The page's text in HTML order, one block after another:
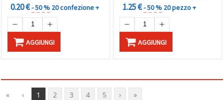
0.20 €- 50 % 20 confezione +
AGGIUNGI
1.25 €- 50 % 20 pezzo +
AGGIUNGI
« ‹ 1 2 3 4 5 › »